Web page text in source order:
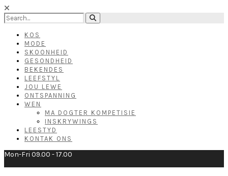
KOS
MODE
SKOONHEID
GESONDHEID
BEKENDES
LEEFSTYL
JOU LEWE
ONTSPANNING
WEN
MA DOGTER KOMPETISIE
INSKRYWINGS
LEESTYD
KONTAK ONS
Mon-Fri 09.00 - 17.00